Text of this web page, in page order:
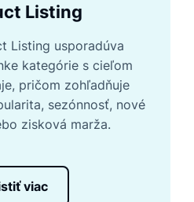
Listing
Listing usporadúva
kategórie s cieľom
pričom zohľadňuje
sezónnosť, nové
zisková marža.
viac